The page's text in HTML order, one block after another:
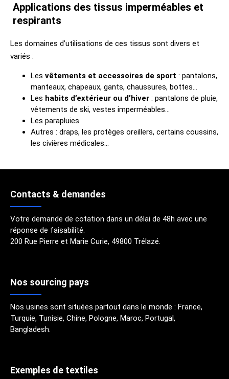
Applications des tissus imperméables et
respirants
Les domaines d’utilisations de ces tissus sont divers et
variés :
Les vêtements et accessoires de sport : pantalons,
manteaux, chapeaux, gants, chaussures, bottes…
Les habits d’extérieur ou d’hiver : pantalons de pluie,
vêtements de ski, vestes imperméables…
Les parapluies.
Autres : draps, les protèges oreillers, certains coussins,
les civières médicales…
Contacts & demandes
Votre demande de cotation dans un délai de 48h avec une
réponse de faisabilité.
200 Rue Pierre et Marie Curie, 49800 Trélazé.
Nos sourcing pays
Nos usines sont situées partout dans le monde : France,
Turquie, Tunisie, Chine, Pologne, Maroc, Portugal,
Bangladesh.
Exemples de textiles